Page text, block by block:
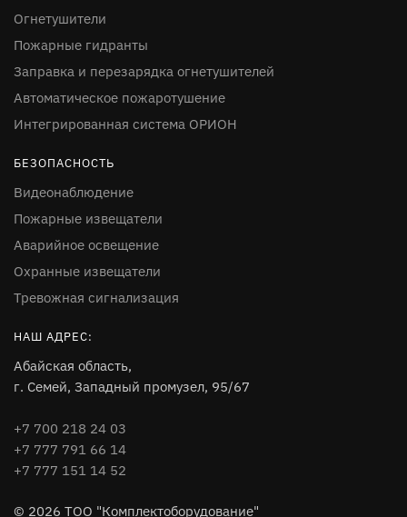
Огнетушители
Пожарные гидранты
Заправка и перезарядка огнетушителей
Автоматическое пожаротушение
Интегрированная система ОРИОН
БЕЗОПАСНОСТЬ
Видеонаблюдение
Пожарные извещатели
Аварийное освещение
Охранные извещатели
Тревожная сигнализация
НАШ АДРЕС:
Абайская область,
г. Семей, Западный промузел, 95/67
+7 700 218 24 03
+7 777 791 66 14
+7 777 151 14 52
© 2026 ТОО "Комплектоборудование"